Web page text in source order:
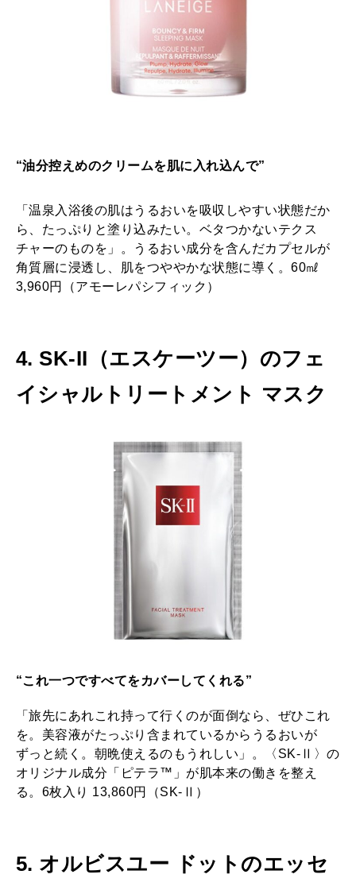
“油分控えめのクリームを肌に入れ込んで”
「温泉入浴後の肌はうるおいを吸収しやすい状態だか
ら、たっぷりと塗り込みたい。ベタつかないテクス
チャーのものを」。うるおい成分を含んだカプセルが
角質層に浸透し、肌をつややかな状態に導く。60㎖
3,960円（アモーレパシフィック）
4. SK-II（エスケーツー）のフェ
イシャルトリートメント マスク
“これ一つですべてをカバーしてくれる”
「旅先にあれこれ持って行くのが面倒なら、ぜひこれ
を。美容液がたっぷり含まれているからうるおいが
ずっと続く。朝晩使えるのもうれしい」。〈SK-Ⅱ〉の
オリジナル成分「ピテラ™」が肌本来の働きを整え
る。6枚入り 13,860円（SK-Ⅱ）
5. オルビスユー ドットのエッセ